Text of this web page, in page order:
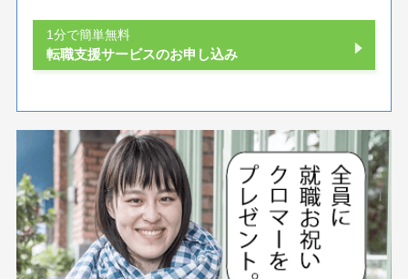
1分で簡単無料
転職支援サービスのお申し込み